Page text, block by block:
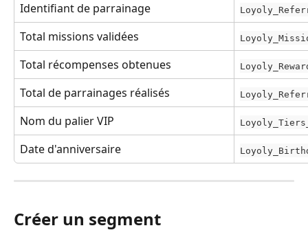
Identifiant de parrainage
Total missions validées
Total récompenses obtenues
Total de parrainages réalisés
Nom du palier VIP
Date d'anniversaire
Créer un segment